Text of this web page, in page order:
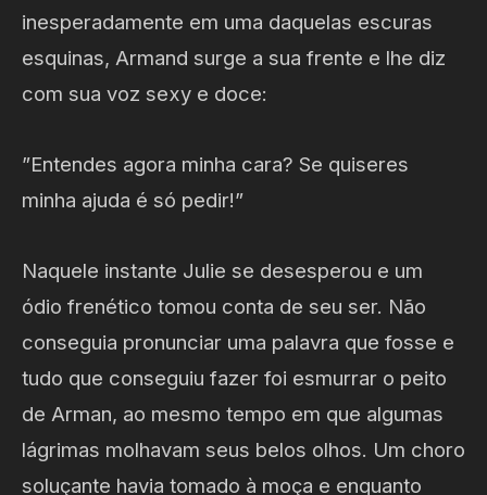
inesperadamente em uma daquelas escuras
esquinas, Armand surge a sua frente e lhe diz
com sua voz sexy e doce:
”Entendes agora minha cara? Se quiseres
minha ajuda é só pedir!”
Naquele instante Julie se desesperou e um
ódio frenético tomou conta de seu ser. Não
conseguia pronunciar uma palavra que fosse e
tudo que conseguiu fazer foi esmurrar o peito
de Arman, ao mesmo tempo em que algumas
lágrimas molhavam seus belos olhos. Um choro
soluçante havia tomado à moça e enquanto